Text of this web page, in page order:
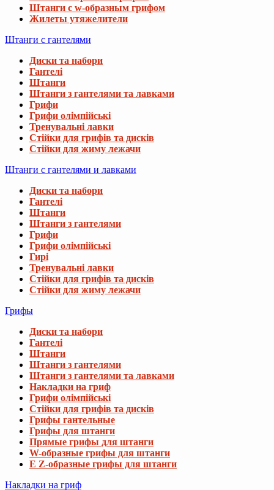
Штанги с w-образным грифом
Жилеты утяжелители
Штанги с гантелями
Диски та набори
Гантелі
Штанги
Штанги з гантелями та лавками
Грифи
Грифи олімпійські
Тренувальні лавки
Стійки для грифів та дисків
Стійки для жиму лежачи
Штанги с гантелями и лавками
Диски та набори
Гантелі
Штанги
Штанги з гантелями
Грифи
Грифи олімпійські
Гирі
Тренувальні лавки
Стійки для грифів та дисків
Стійки для жиму лежачи
Грифы
Диски та набори
Гантелі
Штанги
Штанги з гантелями
Штанги з гантелями та лавками
Накладки на гриф
Грифи олімпійські
Стійки для грифів та дисків
Грифы гантельные
Грифы для штанги
Прямые грифы для штанги
W-образные грифы для штанги
E Z-образные грифы для штанги
Накладки на гриф